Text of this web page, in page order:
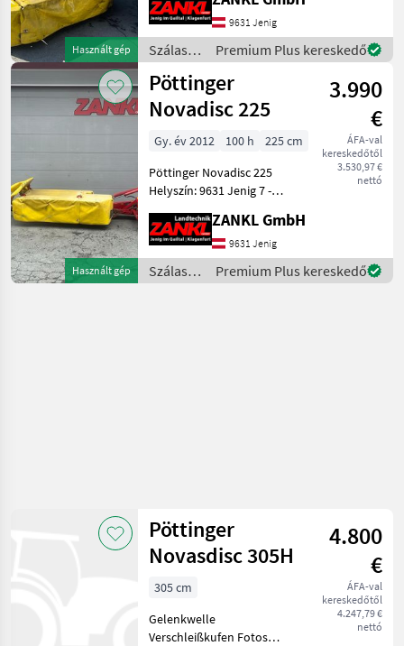
Használt gép
Tárcsás fűkasza - Rugós
terheléscsökkentés - Ékszíj-
meghajtás - mechanikus
Ütközésvédelem
9631 Jenig
Szálastakarmány
betakarítók
/
Pöttinger
Premium Plus kereskedő
Használt gép
Pöttinger
Novadisc 225
3.990
€
ÁFA-val
kereskedőtől
3.530,97 €
nettó
Gy. év 2012 100 h
225 cm
Pöttinger Novadisc 225
Helyszín: 9631 Jenig 7 -
Tárcsás fűkasza - Rugós
terheléscsökkentés - Ékszíj-
meghajtás - mechanikus
Ütközésvédelem
ZANKL GmbH
9631 Jenig
Szálastakarmány
betakarítók
Premium Plus kereskedő
Pöttinger
Novasdisc 305H
4.800
€
ÁFA-val
kereskedőtől
4.247,79 €
nettó
305 cm
Gelenkwelle
Verschleißkufen Fotos